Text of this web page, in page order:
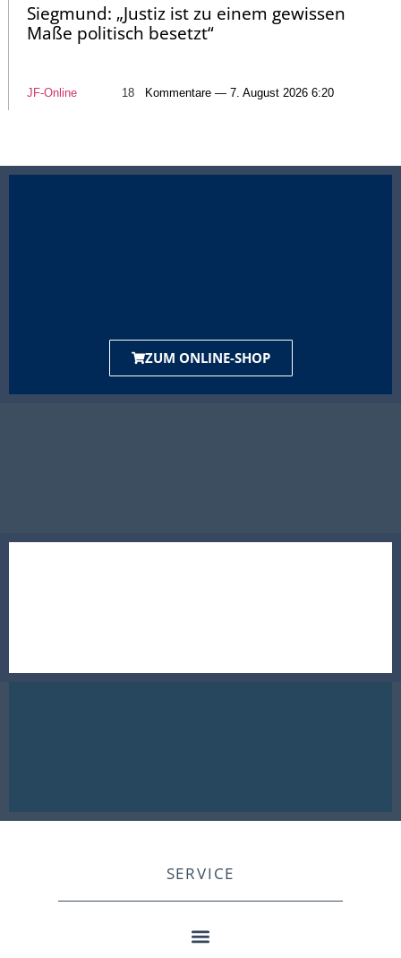
Siegmund: „Justiz ist zu einem gewissen
Maße politisch besetzt“
JF-Online 18 Kommentare — 7. August 2026 6:20
ZUM ONLINE-SHOP
SERVICE